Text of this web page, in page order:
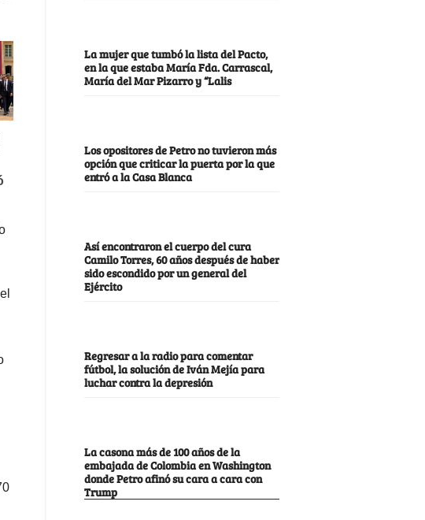
La mujer que tumbó la lista del Pacto,
en la que estaba María Fda. Carrascal,
María del Mar Pizarro y “Lalis
Los opositores de Petro no tuvieron más
opción que criticar la puerta por la que
entró a la Casa Blanca
Así encontraron el cuerpo del cura
Camilo Torres, 60 años después de haber
sido escondido por un general del
Ejército
Regresar a la radio para comentar
fútbol, la solución de Iván Mejía para
luchar contra la depresión
La casona más de 100 años de la
embajada de Colombia en Washington
donde Petro afinó su cara a cara con
Trump